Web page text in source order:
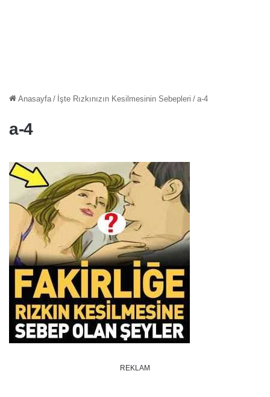
Anasayfa / İşte Rızkınızın Kesilmesinin Sebepleri / a-4
a-4
REKLAM